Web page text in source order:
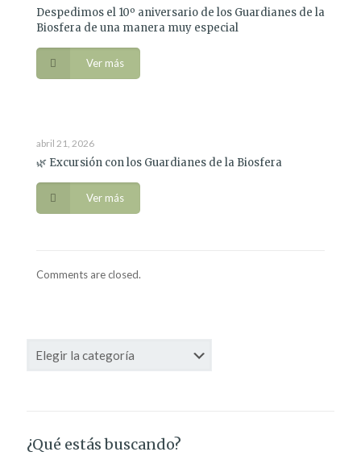
Despedimos el 10º aniversario de los Guardianes de la
Biosfera de una manera muy especial
Ver más
abril 21, 2026
🌿 Excursión con los Guardianes de la Biosfera
Ver más
Comments are closed.
Categorías
¿Qué estás buscando?